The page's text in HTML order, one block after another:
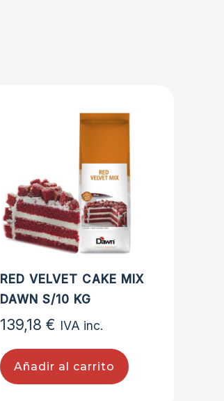
RED VELVET CAKE MIX
DAWN S/10 KG
139,18€ IVA inc.
Añadir al carrito